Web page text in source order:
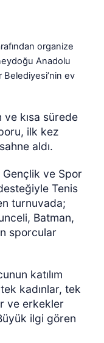
organize
Anadolu
Belediyesi’nin ev
ve kısa sürede
ilk kez
aldı.
Gençlik ve Spor
Tenis
turnuvada;
Batman,
sporcular
katılım
kadınlar, tek
ve erkekler
ilgi gören